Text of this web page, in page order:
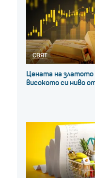
СВЯТ
Цената на златото
високото си ниво